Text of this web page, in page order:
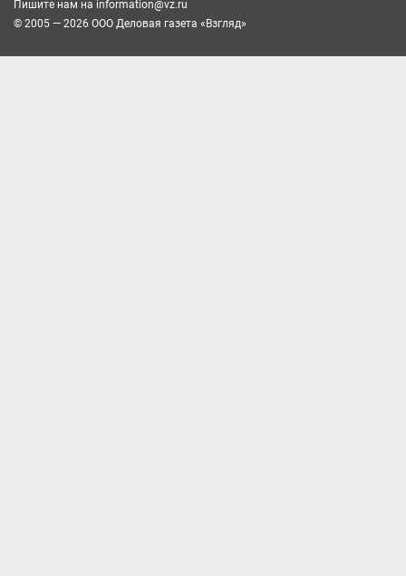
Пишите нам на information@vz.ru
© 2005 — 2026 ООО Деловая газета «Взгляд»